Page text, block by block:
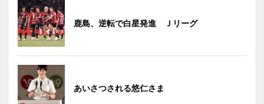
鹿島、逆転で白星発進 Ｊリーグ
あいさつされる悠仁さま